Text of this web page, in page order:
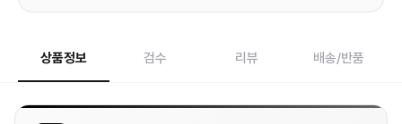
상품정보 검수 리뷰 배송/반품